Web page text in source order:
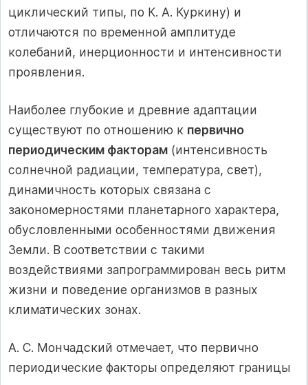
циклический типы, по К. А. Куркину) и
отличаются по временной амплитуде
колебаний, инерционности и интенсивности
проявления.
Наиболее глубокие и древние адаптации
существуют по отношению к первично
периодическим факторам (интенсивность
солнечной радиации, температура, свет),
динамичность которых связана с
закономерностями планетарного характера,
обусловленными особенностями движения
Земли. В соответствии с такими
воздействиями запрограммирован весь ритм
жизни и поведение организмов в разных
климатических зонах.
А. С. Мончадский отмечает, что первично
периодические факторы определяют границы